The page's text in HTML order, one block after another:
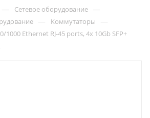
— Сетевое оборудование —
— Коммутаторы —
1000 Ethernet RJ-45 ports, 4x 10Gb SFP+